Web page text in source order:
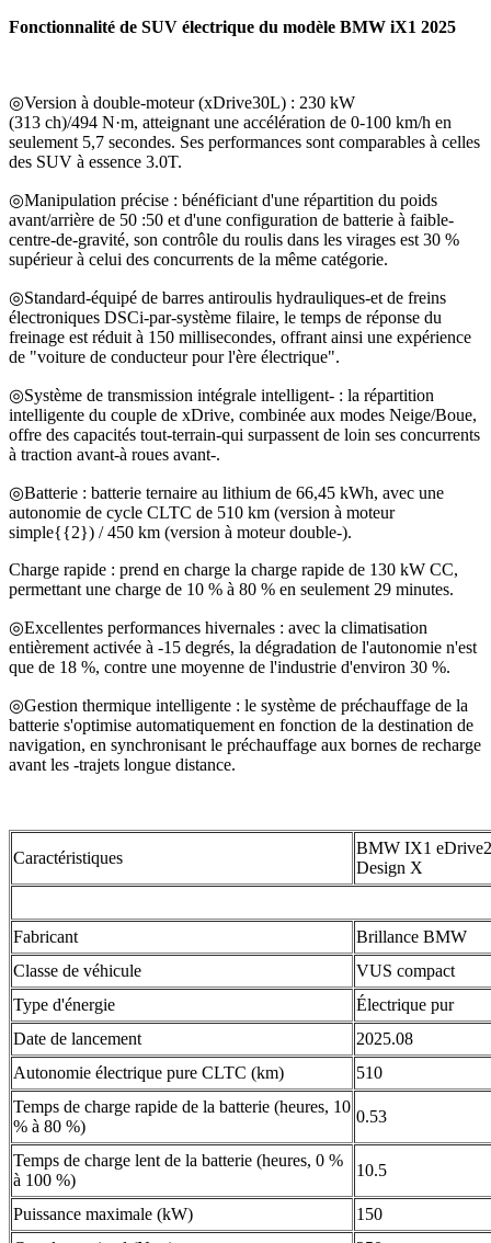
Fonctionnalité de SUV électrique du modèle BMW iX1 2025
◎Version à double-moteur (xDrive30L) : 230 kW
(313 ch)/494 N·m, atteignant une accélération de 0-100 km/h en
seulement 5,7 secondes. Ses performances sont comparables à celles
des SUV à essence 3.0T.
◎Manipulation précise : bénéficiant d'une répartition du poids
avant/arrière de 50 :50 et d'une configuration de batterie à faible-
centre-de-gravité, son contrôle du roulis dans les virages est 30 %
supérieur à celui des concurrents de la même catégorie.
◎Standard-équipé de barres antiroulis hydrauliques-et de freins
électroniques DSCi-par-système filaire, le temps de réponse du
freinage est réduit à 150 millisecondes, offrant ainsi une expérience
de "voiture de conducteur pour l'ère électrique".
◎Système de transmission intégrale intelligent- : la répartition
intelligente du couple de xDrive, combinée aux modes Neige/Boue,
offre des capacités tout-terrain-qui surpassent de loin ses concurrents
à traction avant-à roues avant-.
◎Batterie : batterie ternaire au lithium de 66,45 kWh, avec une
autonomie de cycle CLTC de 510 km (version à moteur
simple{{2}) / 450 km (version à moteur double-).
Charge rapide : prend en charge la charge rapide de 130 kW CC,
permettant une charge de 10 % à 80 % en seulement 29 minutes.
◎Excellentes performances hivernales : avec la climatisation
entièrement activée à -15 degrés, la dégradation de l'autonomie n'est
que de 18 %, contre une moyenne de l'industrie d'environ 30 %.
◎Gestion thermique intelligente : le système de préchauffage de la
batterie s'optimise automatiquement en fonction de la destination de
navigation, en synchronisant le préchauffage aux bornes de recharge
avant les -trajets longue distance.
Caractéristiques
BMW IX1
Design X
Fabricant
Brillance BMW
Classe de véhicule
VUS compact
Type d'énergie
Électrique pur
Date de lancement
2025.08
Autonomie électrique pure CLTC (km)
510
Temps de charge rapide de la batterie (heures, 10
% à 80 %)
0.53
Temps de charge lent de la batterie (heures, 0 %
à 100 %)
10.5
Puissance maximale (kW)
150